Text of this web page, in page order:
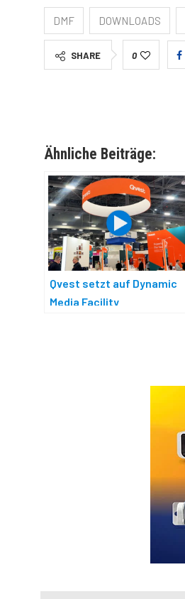
DMF DOWNLOADS
SHARE 0
Ähnliche Beiträge:
Qvest setzt auf Dynamic
Media Facility